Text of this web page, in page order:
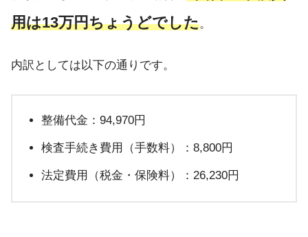
用は13万円ちょうどでした。
内訳としては以下の通りです。
整備代金：94,970円
検査手続き費用（手数料）：8,800円
法定費用（税金・保険料）：26,230円